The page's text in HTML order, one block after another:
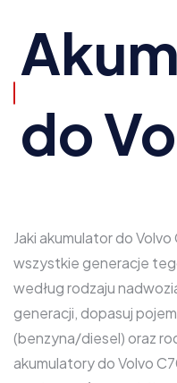
do
Jaki akumulator do
wszystkie generacje
według rodzaju
generacji, dopasuj
(benzyna/diesel) oraz
akumulatory do Volvo